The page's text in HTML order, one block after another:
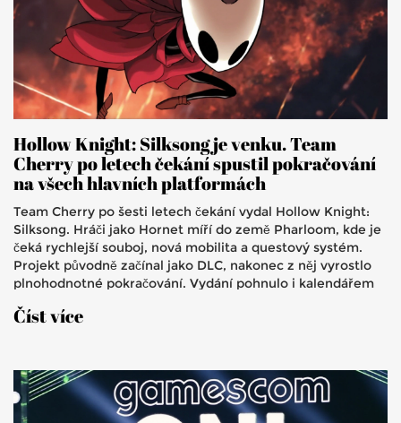
Hollow Knight: Silksong je venku. Team
Cherry po letech čekání spustil pokračování
na všech hlavních platformách
Team Cherry po šesti letech čekání vydal Hollow Knight:
Silksong. Hráči jako Hornet míří do země Pharloom, kde je
čeká rychlejší souboj, nová mobilita a questový systém.
Projekt původně začínal jako DLC, nakonec z něj vyrostlo
plnohodnotné pokračování. Vydání pohnulo i kalendářem
Číst více